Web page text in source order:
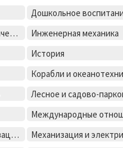
Дошкольное
Издательско-полиграфическое дело
Инженерная механика
История
Корабли и
Международные
Метрология, стандартизация и сертификация